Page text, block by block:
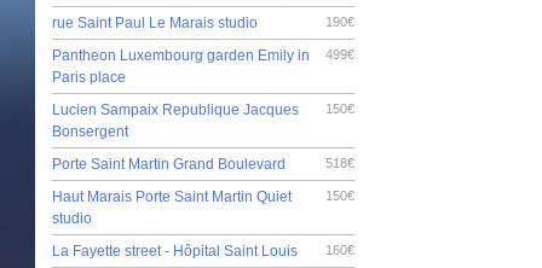
190€
rue Saint Paul Le Marais studio
499€
Pantheon Luxembourg garden Emily in
Paris place
150€
Lucien Sampaix Republique Jacques
Bonsergent
518€
Porte Saint Martin Grand Boulevard
150€
Haut Marais Porte Saint Martin Quiet
studio
160€
La Fayette street - Hôpital Saint Louis